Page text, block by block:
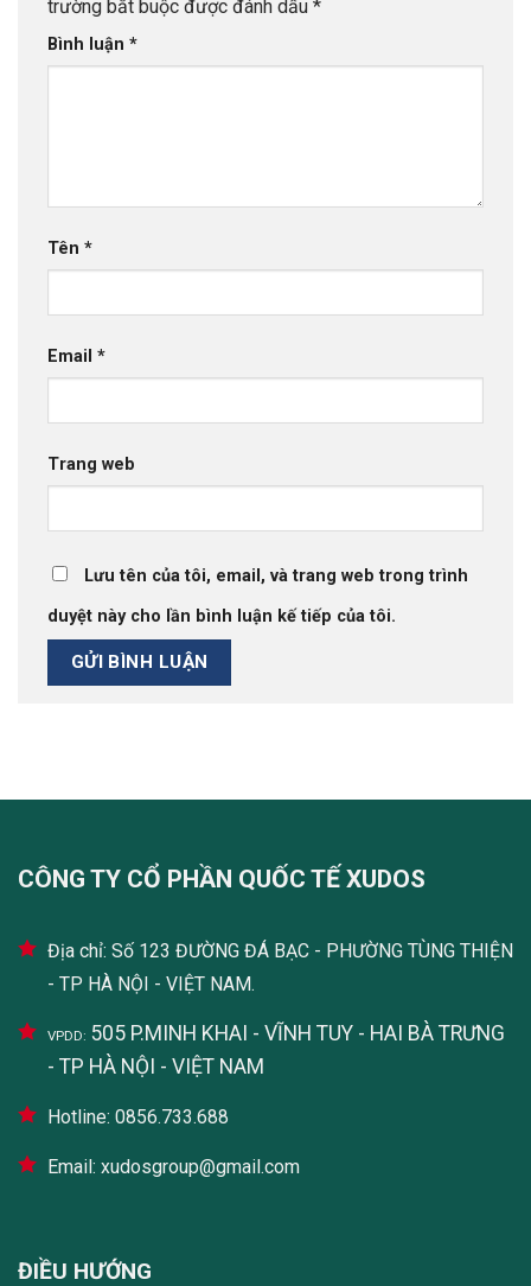
trường bắt buộc được đánh dấu *
Bình luận *
Tên *
Email *
Trang web
Lưu tên của tôi, email, và trang web trong trình
duyệt này cho lần bình luận kế tiếp của tôi.
CÔNG TY CỔ PHẦN QUỐC TẾ XUDOS
Địa chỉ: Số 123 ĐƯỜNG ĐÁ BẠC - PHƯỜNG TÙNG THIỆN
- TP HÀ NỘI - VIỆT NAM.
VPDD: 505 P.MINH KHAI - VĨNH TUY - HAI BÀ TRƯNG
- TP HÀ NỘI - VIỆT NAM
Hotline: 0856.733.688
Email: xudosgroup@gmail.com
ĐIỀU HƯỚNG